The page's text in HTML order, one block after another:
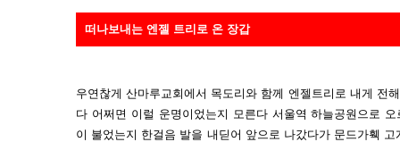
떠나보내는 엔젤 트리로 온 장갑
우연찮게 산마루교회에서 목도리와 함께 엔젤트리로 내게 전
다 어쩌면 이럴 운명이었는지 모른다 서울역 하늘공원으로
이 불었는지 한걸음 발을 내딛어 앞으로 나갔다가 문드가훽